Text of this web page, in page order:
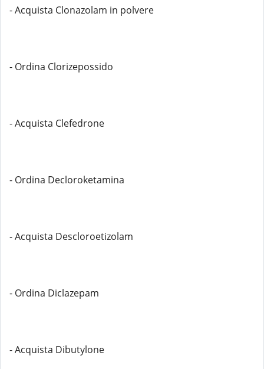
- Acquista Clonazolam in polvere
- Ordina Clorizepossido
- Acquista Clefedrone
- Ordina Decloroketamina
- Acquista Descloroetizolam
- Ordina Diclazepam
- Acquista Dibutylone